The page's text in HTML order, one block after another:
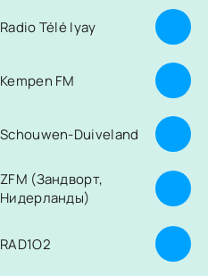
Radio Télé Iyay
Kempen FM
Schouwen-Duiveland
ZFM (Зандворт,
Нидерланды)
RAD1O2